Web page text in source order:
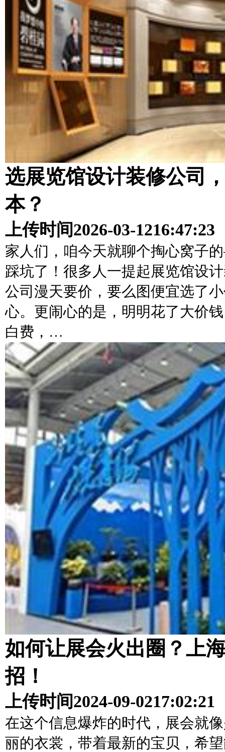
选展览馆设计装修公司
本？
上传时间2026-03-1216:47:23
家人们，咱今天就聊个掏心窝子
踩坑了！很多人一提起展览馆设
公司漫天要价，要么图便宜选了
心。更闹心的是，明明花了大价
白费，…
如何让展会火出圈？上
招！
上传时间2024-09-0217:02:21
在这个信息爆炸的时代，展会就
丽的衣裳，带着最新的宝贝，希